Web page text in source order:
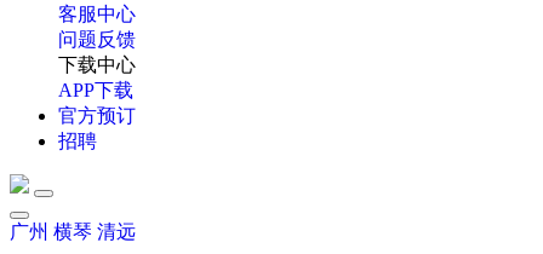
客服中心
问题反馈
下载中心
APP下载
官方预订
招聘
广州 横琴 清远